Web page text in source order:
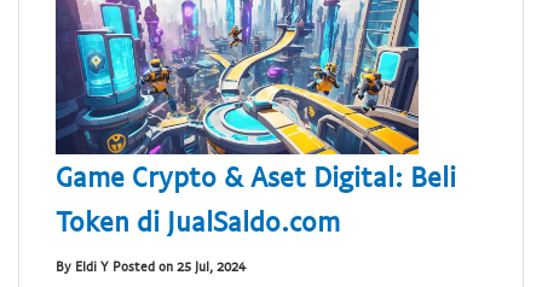
Game Crypto & Aset Digital: Beli
Token di JualSaldo.com
By Eldi Y Posted on 25 Jul, 2024